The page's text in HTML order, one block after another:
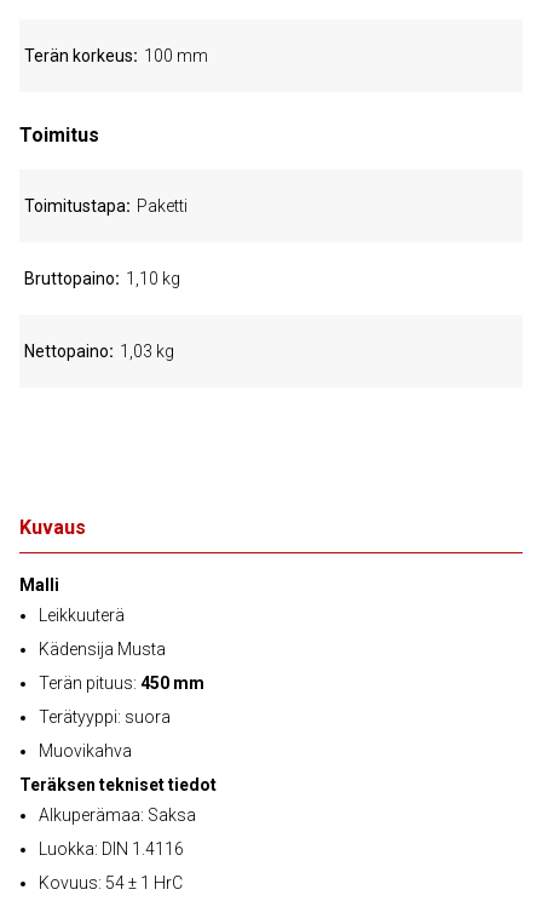
Kuvaus
Malli
Leikkuuterä
Kädensija Musta
Terän pituus: 450 mm
Terätyyppi: suora
Muovikahva
Teräksen tekniset tiedot
Alkuperämaa: Saksa
Luokka: DIN 1.4116
Kovuus: 54 ± 1 HrC
Terän korkeus 100 mm
Toimitus
Toimitustapa Paketti
Bruttopaino 1,10 kg
Nettopaino 1,03 kg